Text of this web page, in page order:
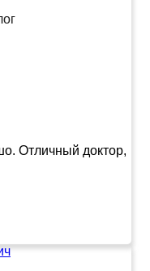
Отличный доктор,